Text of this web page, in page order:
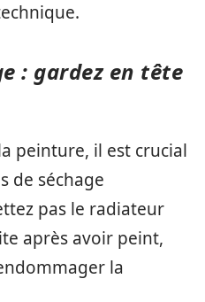
: gardez en tête
peinture, il est crucial
de séchage
pas le radiateur
après avoir peint,
la